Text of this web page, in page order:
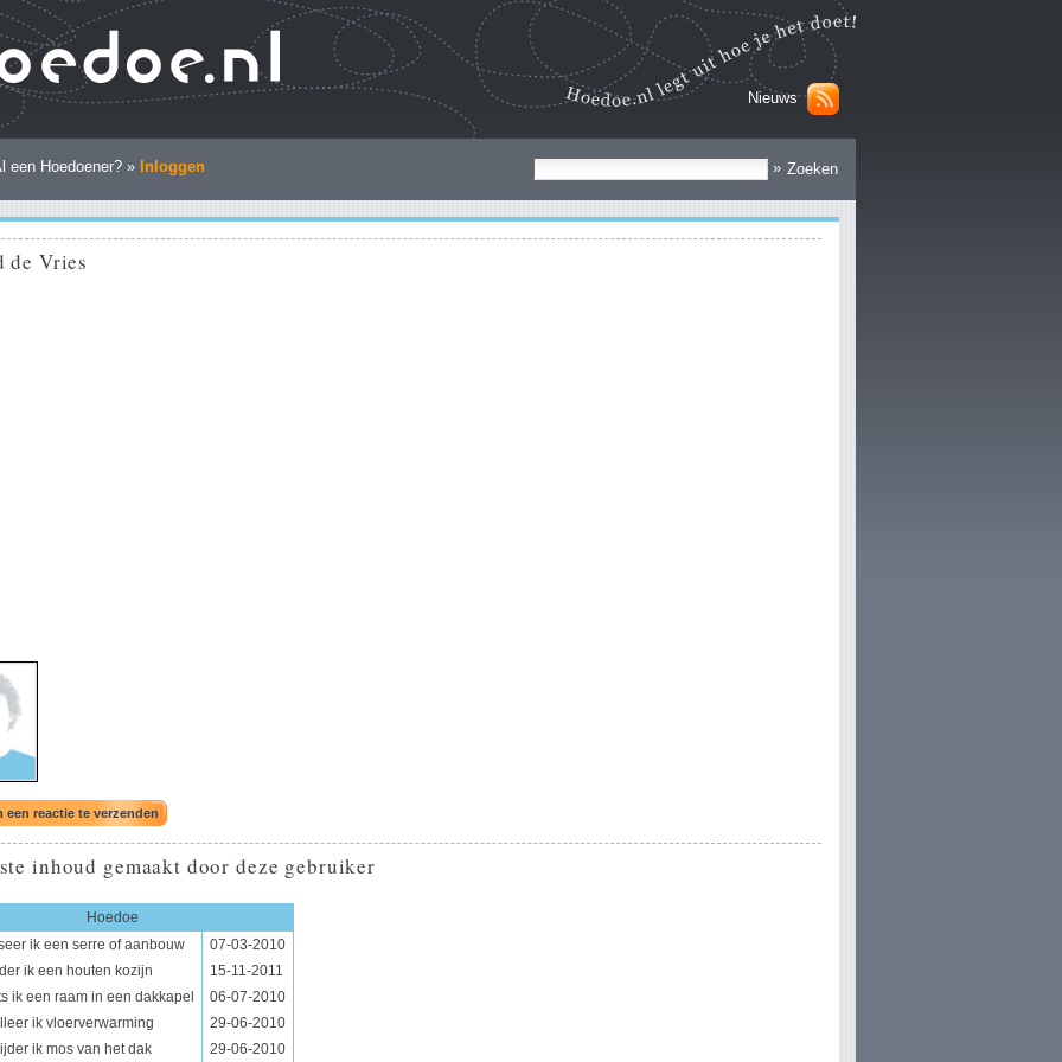
Nieuws
»
een Hoedoener? » Inloggen
de Vries
inhoud gemaakt door deze gebruiker
Hoedoe
ik een serre of aanbouw
07-03-2010
ik een houten kozijn
15-11-2011
ik een raam in een dakkapel
06-07-2010
ik vloerverwarming
29-06-2010
ik mos van het dak
29-06-2010